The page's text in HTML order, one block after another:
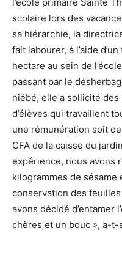
l’école primaire Sainte
scolaire lors des
sa hiérarchie, la
fait labourer, à l’aide
hectare au sein de
passant par le
niébé, elle a sollicité
d’élèves qui travaillent
une rémunération soit
CFA de la caisse du
expérience, nous avons
kilogrammes de sésame
conservation des
avons décidé d’entamer
chères et un bouc », a-t-